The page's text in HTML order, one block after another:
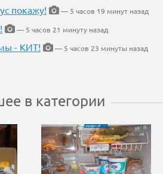
покажу!
— 5 часов 19 минут назад
— 5 часов 21 минуту назад
- КИТ! — 5 часов 23 минуты назад
в категории